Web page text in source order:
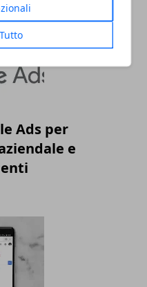
Ads per
e